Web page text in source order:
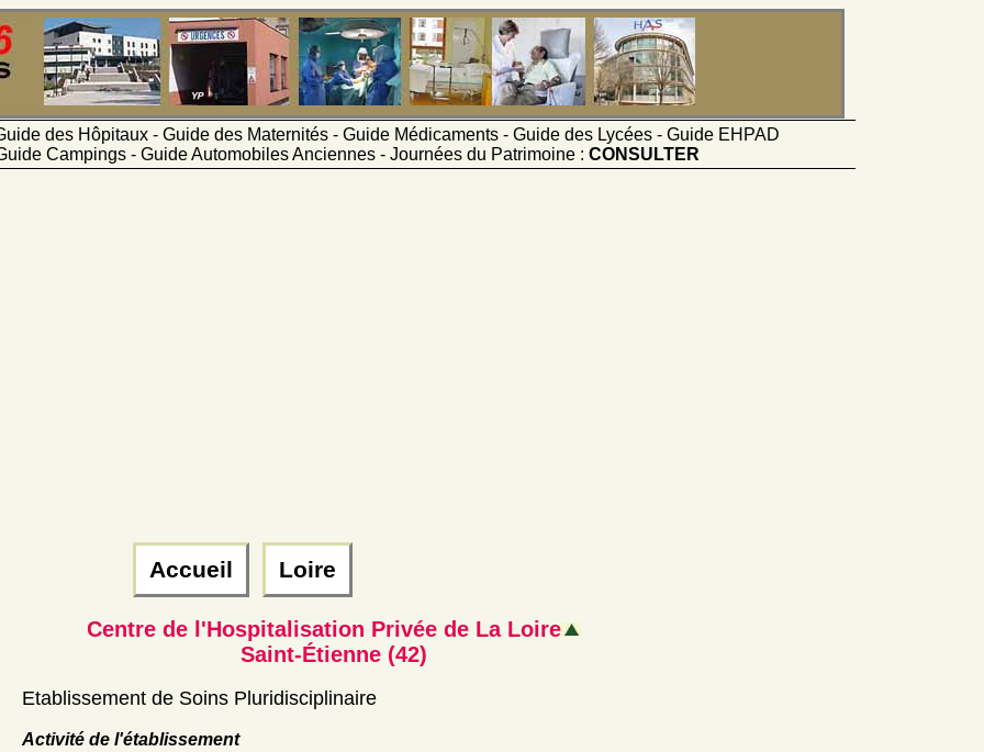
des Hôpitaux - Guide des Maternités - Guide Médicaments - Guide des Lycées - Guide EHPAD
Campings - Guide Automobiles Anciennes - Journées du Patrimoine : CONSULTER
Accueil Loire
Centre de l'Hospitalisation Privée de La Loire
Saint-Étienne (42)
Etablissement de Soins Pluridisciplinaire
Activité de l'établissement